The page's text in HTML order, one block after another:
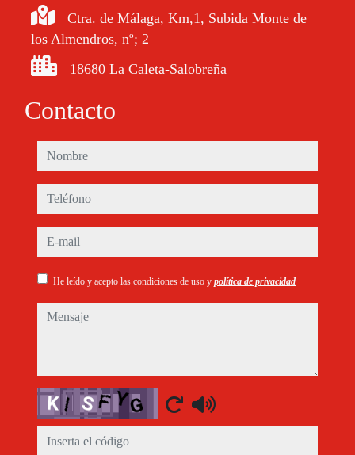
Ctra. de Málaga, Km,1, Subida Monte de
los Almendros, nº; 2
18680 La Caleta-Salobreña
Contacto
nombre
teléfono
e-mail
He leído y acepto las condiciones de uso y política de privacidad
mensaje
Captcha